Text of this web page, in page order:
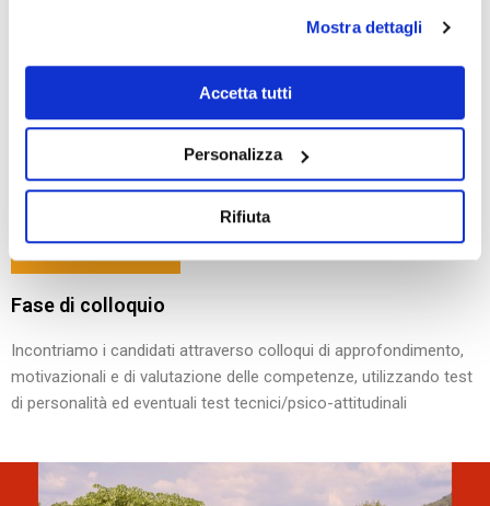
Mostra dettagli
Accetta tutti
Personalizza
Rifiuta
competitor del committente
Fase di colloquio
Incontriamo i candidati attraverso colloqui di approfondimento,
motivazionali e di valutazione delle competenze, utilizzando test
di personalità ed eventuali test tecnici/psico-attitudinali